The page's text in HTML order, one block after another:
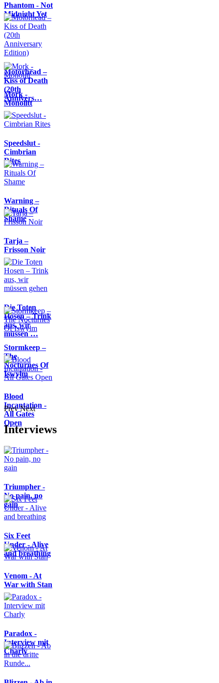
Phantom - Not
Midnight Yet
Motörhead –
Kiss of Death
(20th
Annivers…
Mork -
Monolitt
Speedslut -
Cimbrian
Rites
Warning –
Rituals Of
Shame
Tarja –
Frisson Noir
Die Toten
Hosen – Trink
aus, wir
müssen …
Stormkeep –
The
Nocturnes Of
Iswylm
Blood
Incantation -
All Gates
Open
Prev Next
Interviews
Triumpher -
No pain, no
gain
Six Feet
Under - Alive
and breathing
Venom - At
War with Stan
Paradox -
Interview mit
Charly